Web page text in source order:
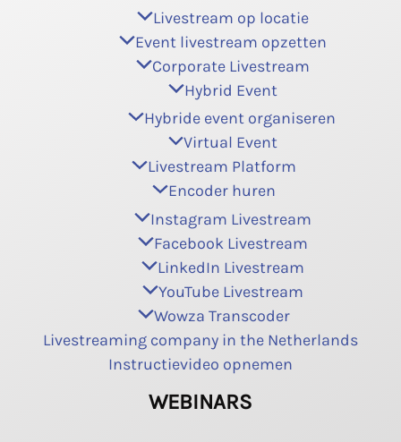
Livestream op locatie
Event livestream opzetten
Corporate Livestream
Hybrid Event
Hybride event organiseren
Virtual Event
Livestream Platform
Encoder huren
Instagram Livestream
Facebook Livestream
LinkedIn Livestream
YouTube Livestream
Wowza Transcoder
Livestreaming company in the Netherlands
Instructievideo opnemen
WEBINARS